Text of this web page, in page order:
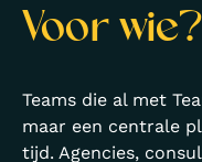
Voor wie?
Teams die al met
maar een centrale
tijd. Agencies,